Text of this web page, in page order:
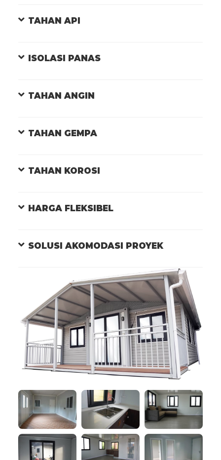
TAHAN API
ISOLASI PANAS
TAHAN ANGIN
TAHAN GEMPA
TAHAN KOROSI
HARGA FLEKSIBEL
SOLUSI AKOMODASI PROYEK